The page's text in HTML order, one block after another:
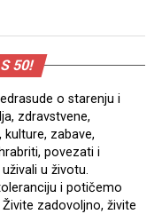
50!
o starenju i
zdravstvene,
zabave,
povezati i
u životu.
i potičemo
zadovoljno, živite